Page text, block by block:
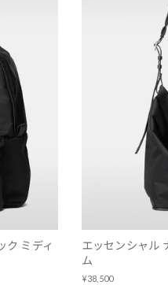
ク ミディ
エッセンシャル
ム
¥38,500